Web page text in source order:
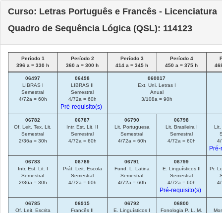
Curso: Letras Português e Francês - Licenciatura
Quadro de Sequência Lógica (QSL): 114123
Período 1
396 a = 330 h
Período 2
360 a = 300 h
Período 3
414 a = 345 h
Período 4
450 a = 375 h
06497
LIBRAS I
Semestral
4/72a = 60h
06498
LIBRAS II
Semestral
4/72a = 60h
Pré-requisito(s)
060017
Ext. Uni. Letras I
Anual
3/108a = 90h
06782
Of. Leit. Tex. Lit.
Semestral
2/36a = 30h
06787
Intr. Est. Lit. II
Semestral
4/72a = 60h
06790
Lit. Portuguesa
Semestral
4/72a = 60h
06798
Lit. Brasileira I
Semestral
4/72a = 60h
Lit.
06783
Intr. Est. Lit. I
Semestral
2/36a = 30h
06789
Prát. Leit. Escola
Semestral
4/72a = 60h
06791
Fund. L. Latina
Semestral
4/72a = 60h
06799
E. Linguísticos II
Semestral
4/72a = 60h
Pré-requisito(s)
Pr.
06785
Of. Leit. Escrita
06915
Francês II
06792
E. Linguísticos I
06800
Fonologia P. L. M.